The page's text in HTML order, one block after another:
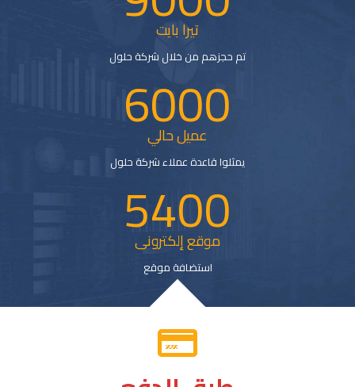
تيرا بايت
تم حجزهم من خلال شركة حلول
6000
عميل حالي
يمثلوا قاعدة عملاء شركة حلول
5400
موقع إلكترونى
استضافة موقع